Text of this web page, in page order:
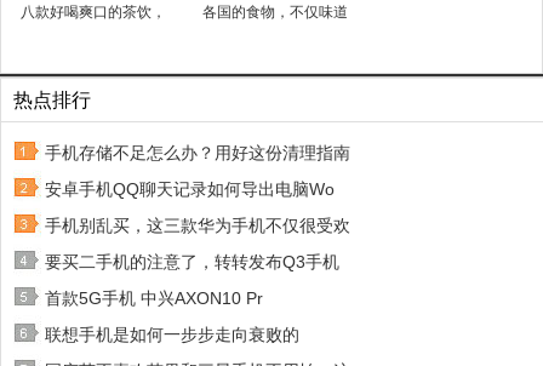
八款好喝爽口的茶饮， 各国的食物，不仅味道
热点排行
手机存储不足怎么办？用好这份清理指南
安卓手机QQ聊天记录如何导出电脑Wo
手机别乱买，这三款华为手机不仅很受欢
要买二手机的注意了，转转发布Q3手机
首款5G手机 中兴AXON10 Pr
联想手机是如何一步步走向衰败的